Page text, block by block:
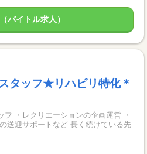
バイトル求人）
タッフ★リハビリ特化＊
フ ・レクリエーションの企画運営 ・
送迎サポートなど 長く続けている先